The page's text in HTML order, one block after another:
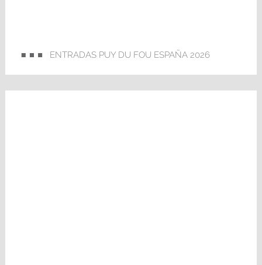
ENTRADAS PUY DU FOU ESPAÑA 2026